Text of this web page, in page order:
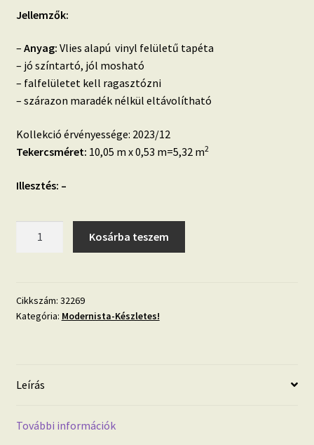
Jellemzők:
– Anyag: Vlies alapú vinyl felületű tapéta
– jó színtartó, jól mosható
– falfelületet kell ragasztózni
– szárazon maradék nélkül eltávolítható
Kollekció érvényessége: 2023/12
Tekercsméret: 10,05 m x 0,53 m=5,32 m2
Illesztés: –
tapéta
mennyiség
Kosárba teszem
Cikkszám: 32269
Kategória: Modernista-Készletes!
Leírás
További információk